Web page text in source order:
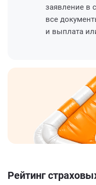
заявление в
все
и выплата
Рейтинг